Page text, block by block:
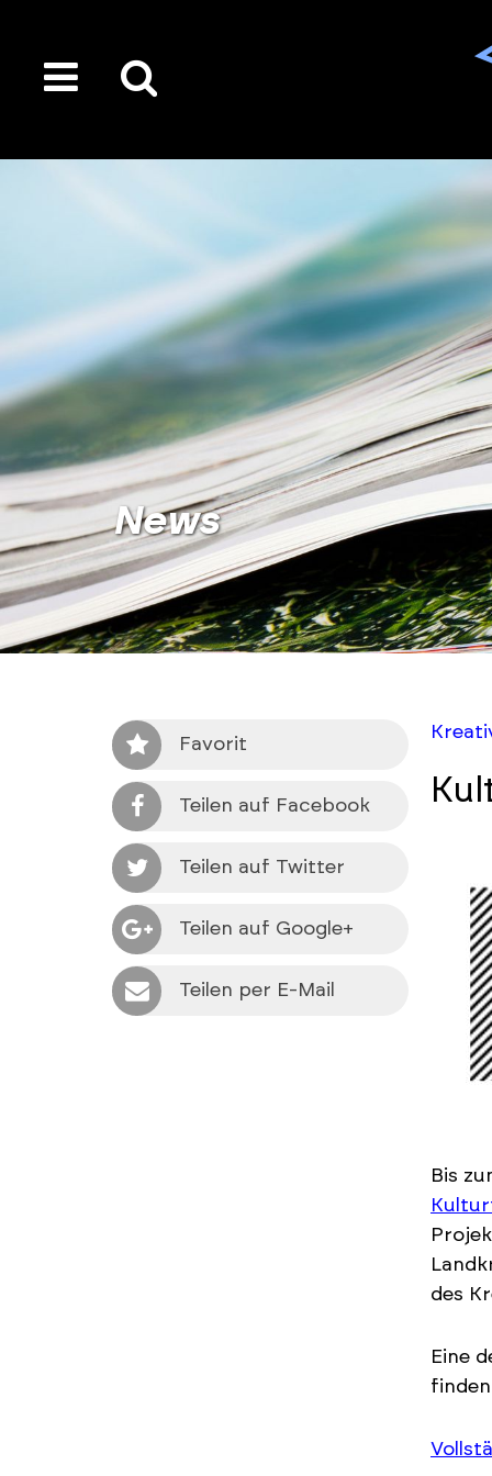
toggle
der
News
Favorit
Teilen auf Facebook
Teilen auf Twitter
Teilen auf Google+
Teilen per E-Mail
Bis
des
Eine